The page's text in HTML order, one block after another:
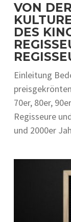
VON
DES
Einleitung
70er, 80er,
Re‬gisse‬ure‬
und 2000e‬r